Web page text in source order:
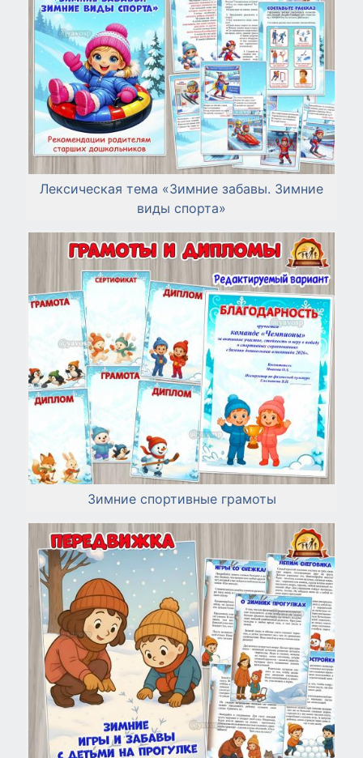
Лексическая тема «Зимние забавы. Зимние
виды спорта»
Зимние спортивные грамоты